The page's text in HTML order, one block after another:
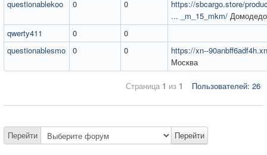
questionablekoo
0 0
https://sbcargo.store/
... _m_15_mkm/
qwerty411
0
0
questionablesmo
0 0
https://xn--
Москва
Пользователей: 26
Страница 1 из 1
Перейти Перейти